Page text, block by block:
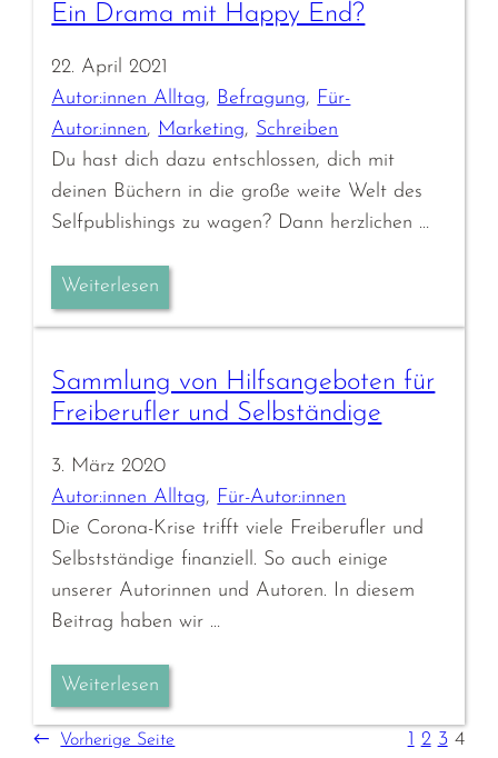
Ein Drama mit Happy End?
22. April 2021
Autor:innen Alltag, Befragung, Für-
Autor:innen, Marketing, Schreiben
Du hast dich dazu entschlossen, dich mit
deinen Büchern in die große weite Welt des
Selfpublishings zu wagen? Dann herzlichen …
Weiterlesen
Sammlung von Hilfsangeboten für
Freiberufler und Selbständige
3. März 2020
Autor:innen Alltag, Für-Autor:innen
Die Corona-Krise trifft viele Freiberufler und
Selbstständige finanziell. So auch einige
unserer Autorinnen und Autoren. In diesem
Beitrag haben wir …
Weiterlesen
← Vorherige Seite 1 2 3 4